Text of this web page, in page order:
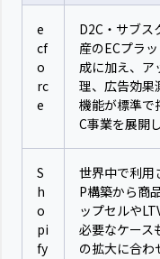
e
cf
o
rc
e
D2C・サブス
産のECプラ
成に加え、ア
理、広告効果
機能が標準で
C事業を展開
S
h
o
pi
fy
世界中で利用
P構築から商
ップセルや
必要なケース
の拡大に合わ